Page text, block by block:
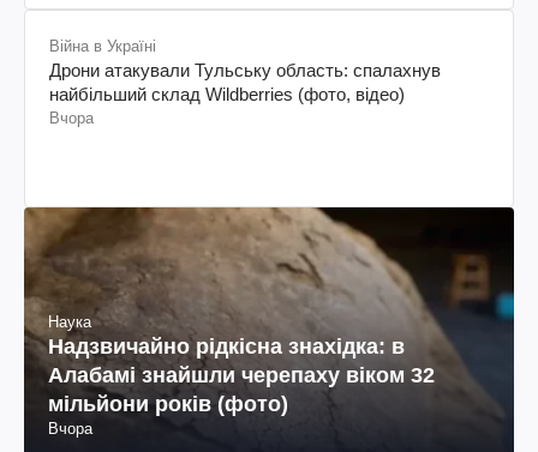
Війна в Україні
Дрони атакували Тульську область: спалахнув
найбільший склад Wildberries (фото, відео)
Вчора
Наука
Надзвичайно рідкісна знахідка: в
Алабамі знайшли черепаху віком 32
мільйони років (фото)
Вчора